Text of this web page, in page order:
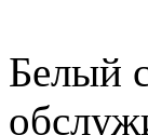
Белый